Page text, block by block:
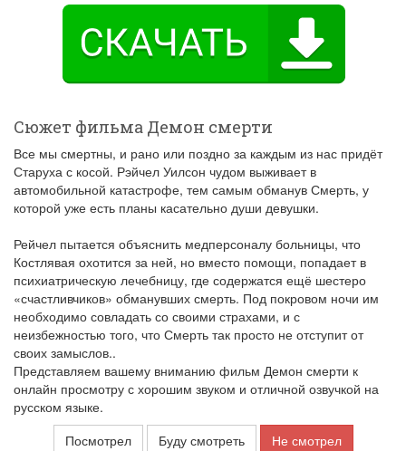
Сюжет фильма Демон смерти
Все мы смертны, и рано или поздно за каждым из нас придёт
Старуха с косой. Рэйчел Уилсон чудом выживает в
автомобильной катастрофе, тем самым обманув Смерть, у
которой уже есть планы касательно души девушки.
Рейчел пытается объяснить медперсоналу больницы, что
Костлявая охотится за ней, но вместо помощи, попадает в
психиатрическую лечебницу, где содержатся ещё шестеро
«счастливчиков» обманувших смерть. Под покровом ночи им
необходимо совладать со своими страхами, и с
неизбежностью того, что Смерть так просто не отступит от
своих замыслов..
Представляем вашему вниманию фильм Демон смерти к
онлайн просмотру с хорошим звуком и отличной озвучкой на
русском языке.
Посмотрел
Буду смотреть Не смотрел